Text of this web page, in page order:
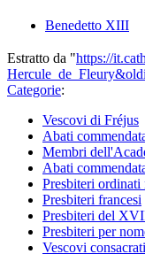
Benedetto XIII
Estratto da "https://
Categorie:
Vescovi di Fréjus
Abati
Membri
Abati
Presbiteri ordinati
Presbiteri francesi
Presbiteri del
Presbiteri per
Vescovi